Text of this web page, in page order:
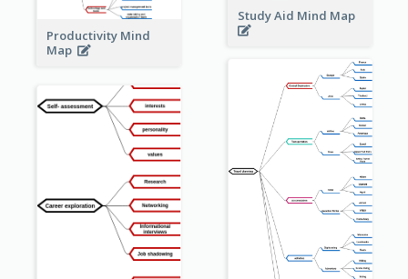
Productivity Mind
Map
Study Aid Mind Map